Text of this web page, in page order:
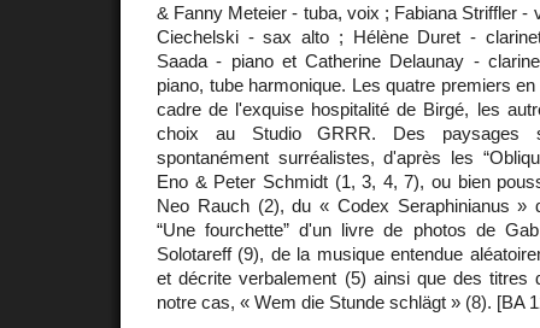
& Fanny Meteier - tuba, voix ; Fabiana Striffler -
Ciechelski - sax alto ; Hélène Duret -
Saada - piano et Catherine Delaunay -
piano, tube harmonique. Les quatre premiers
cadre de l'exquise hospitalité de Birgé, les
choix au Studio GRRR. Des paysages
spontanément surréalistes, d'après les
Eno & Peter Schmidt (1, 3, 4, 7), ou bien
Neo Rauch (2), du « Codex Seraphinianus »
“Une fourchette” d'un livre de photos de
Solotareff (9), de la musique entendue
et décrite verbalement (5) ainsi que des titres
notre cas, « Wem die Stunde schlägt » (8). [BA